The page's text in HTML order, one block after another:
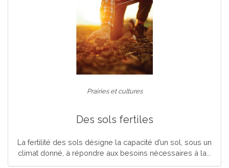
Prairies et cultures
Des sols fertiles
La fertilité des sols désigne la capacité d’un sol, sous un
climat donné, à répondre aux besoins nécessaires à la...